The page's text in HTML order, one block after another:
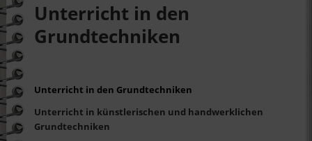
Unterricht in den
Grundtechniken
Unterricht in den Grundtechniken
Unterricht in künstlerischen und handwerklichen
Grundtechniken